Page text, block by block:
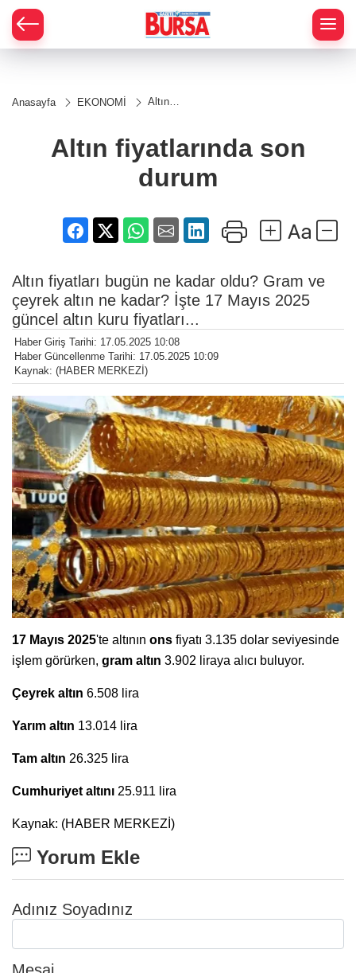
Anasayfa EKONOMİ
Altın
Altın fiyatlarında son
durum
Altın fiyatları bugün ne kadar oldu? Gram ve
çeyrek altın ne kadar? İşte 17 Mayıs 2025
güncel altın kuru fiyatları...
Haber Giriş Tarihi: 17.05.2025 10:08
Haber Güncellenme Tarihi: 17.05.2025 10:09
Kaynak: (HABER MERKEZİ)
17 Mayıs 2025'te altının ons fiyatı 3.135 dolar seviyesinde
işlem görürken, gram altın 3.902 liraya alıcı buluyor.
Çeyrek altın 6.508 lira
Yarım altın 13.014 lira
Tam altın 26.325 lira
Cumhuriyet altını 25.911 lira
Kaynak: (HABER MERKEZİ)
Yorum Ekle
Adınız Soyadınız